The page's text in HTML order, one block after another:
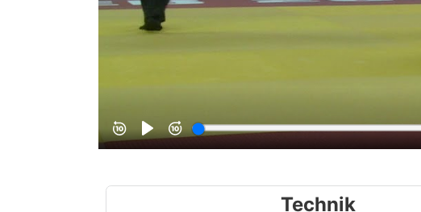
Technik